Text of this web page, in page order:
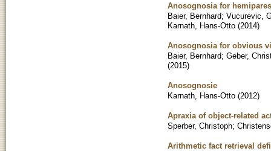
Anosognosia for
Baier, Bernhard; Vucurevic,
Karnath, Hans-Otto (2014)
Anosognosia for obvious
Baier, Bernhard; Geber,
(2015)
Anosognosie
Karnath, Hans-Otto (2012)
Apraxia of object-related
Sperber, Christoph;
Arithmetic fact retrieval